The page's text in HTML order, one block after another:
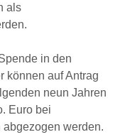
als
in den
können auf Antrag
neun Jahren
Euro bei
werden.